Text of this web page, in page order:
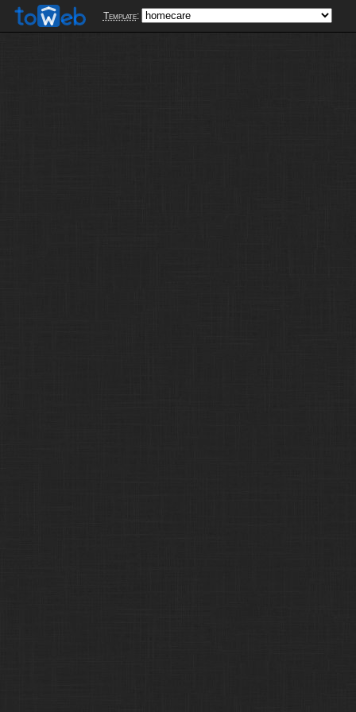
Template: